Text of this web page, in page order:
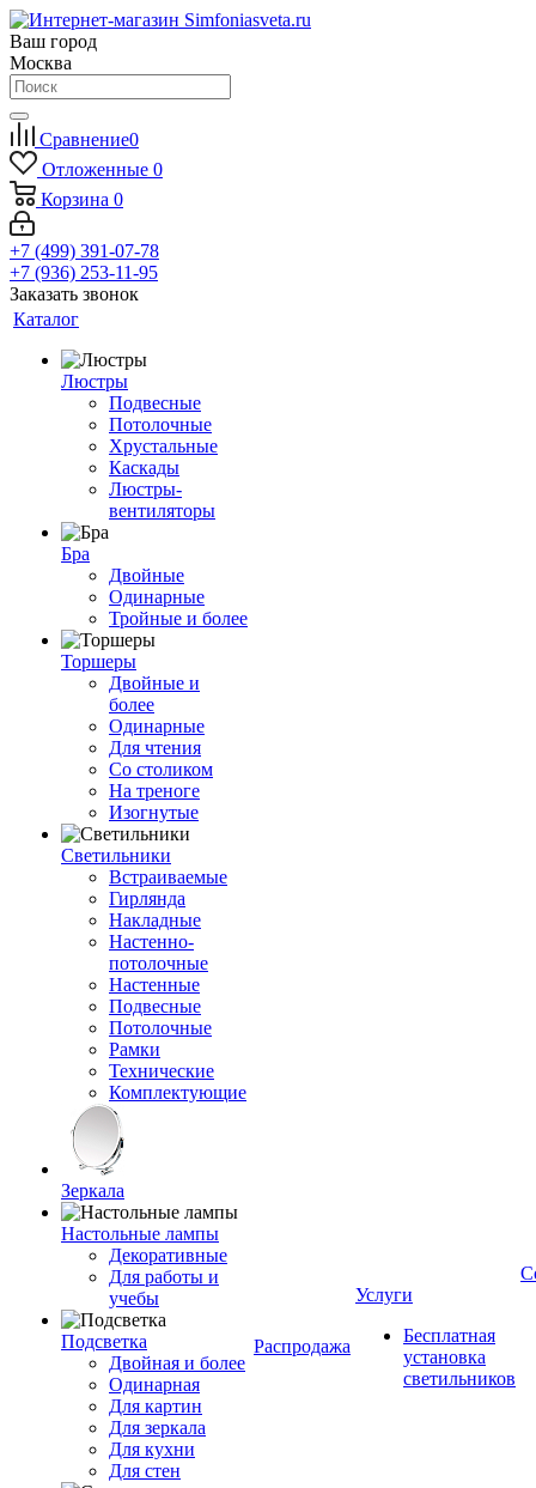
Ваш город
Москва
Сравнение0
Отложенные 0
Корзина 0
+7 (499) 391-07-78
+7 (936) 253-11-95
Заказать звонок
Каталог
Люстры
Подвесные
Потолочные
Хрустальные
Каскады
Люстры-
вентиляторы
Бра
Двойные
Одинарные
Тройные и более
Торшеры
Двойные и
более
Одинарные
Для чтения
Со столиком
На треноге
Изогнутые
Светильники
Встраиваемые
Гирлянда
Накладные
Настенно-
потолочные
Настенные
Подвесные
Потолочные
Рамки
Технические
Комплектующие
Зеркала
Настольные лампы
Декоративные
Для работы и
учебы
Подсветка
Двойная и более
Одинарная
Для картин
Для зеркала
Для кухни
Для стен
Распродажа
Услуги
Бесплатная
установка
светильников